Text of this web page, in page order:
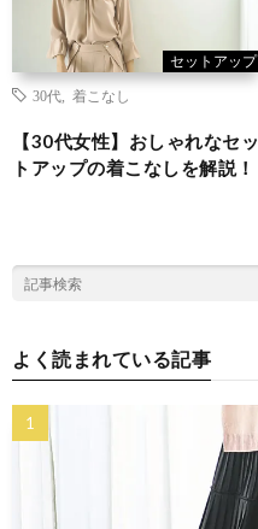
セットアップ
30代 着こなし
【30代女性】おしゃれなセッ
トアップの着こなしを解説！
よく読まれている記事